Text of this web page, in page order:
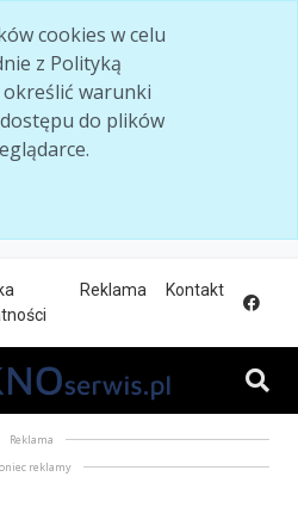
cookies w celu
z Polityką
warunki
do plików
Reklama Kontakt
Reklama
reklamy